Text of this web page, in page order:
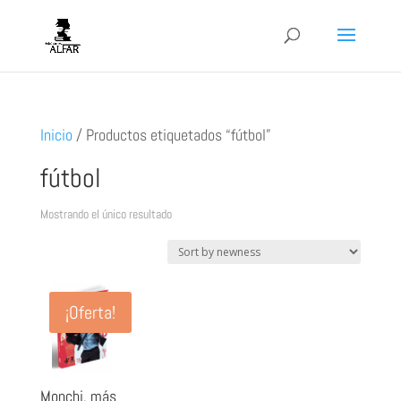
Inicio / Productos etiquetados “fútbol”
fútbol
Mostrando el único resultado
¡Oferta!
Monchi, más